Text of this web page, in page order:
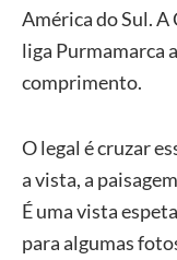
América do Sul. A
liga Purmamarca
comprimento.
O legal é cruzar
a vista, a
É uma vista
para algumas